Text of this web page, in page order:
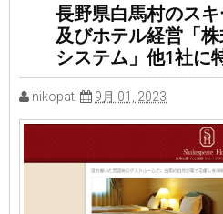
長野県白馬村のス
及びホテル経営「
システム」他1社に
nikopati 9月 01, 2023